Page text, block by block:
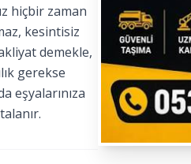
hiçbir zaman
kesintisiz
demekle,
gerekse
eşyalarınıza